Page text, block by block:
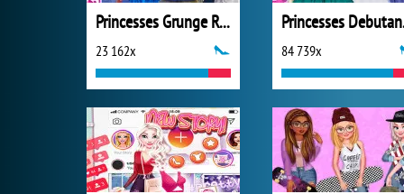
Princesses Grunge Rockstars
23 162x 84 739x